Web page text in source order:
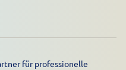
für professionelle